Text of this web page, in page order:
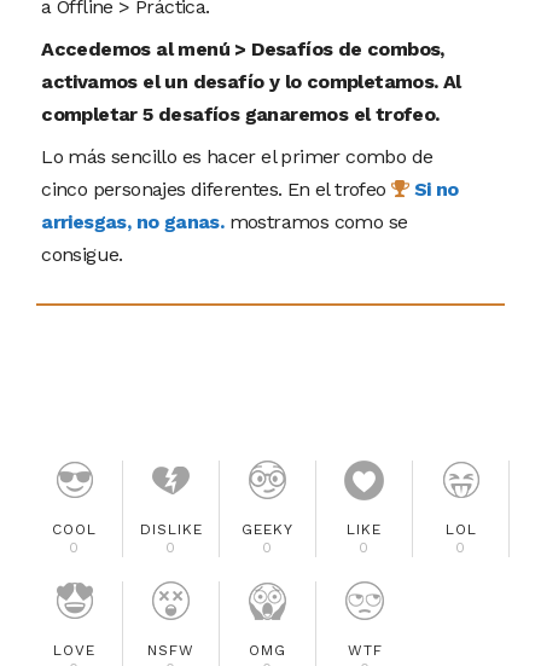
a Offline > Práctica.
Accedemos al menú > Desafíos de combos,
activamos el un desafío y lo completamos. Al
completar 5 desafíos ganaremos el trofeo.
Lo más sencillo es hacer el primer combo de
cinco personajes diferentes. En el trofeo
Si no
arriesgas, no ganas.mostramos como se
consigue.
COOL
0
DISLIKE
0
GEEKY
0
LIKE
0
LOL
0
LOVE
NSFW
OMG
WTF